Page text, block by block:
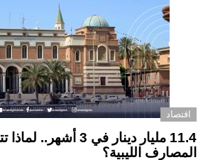
اقتصاد
11.4 مليار دينار في
المصارف الليبية؟